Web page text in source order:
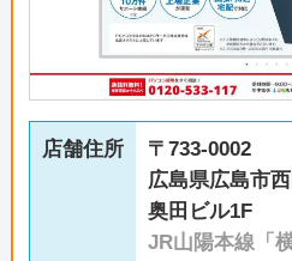
店舗住所
〒733-0002
広島県広島市
奥田ビル1F
JR山陽本線「